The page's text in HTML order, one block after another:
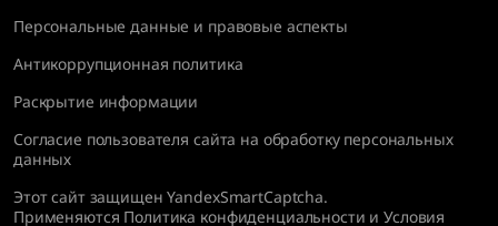
Персональные данные и правовые аспекты
Антикоррупционная политика
Раскрытие информации
Согласие пользователя сайта на обработку персональных
данных
Этот сайт защищен YandexSmartCaptcha.
Применяются Политика конфиденциальности иУсловия